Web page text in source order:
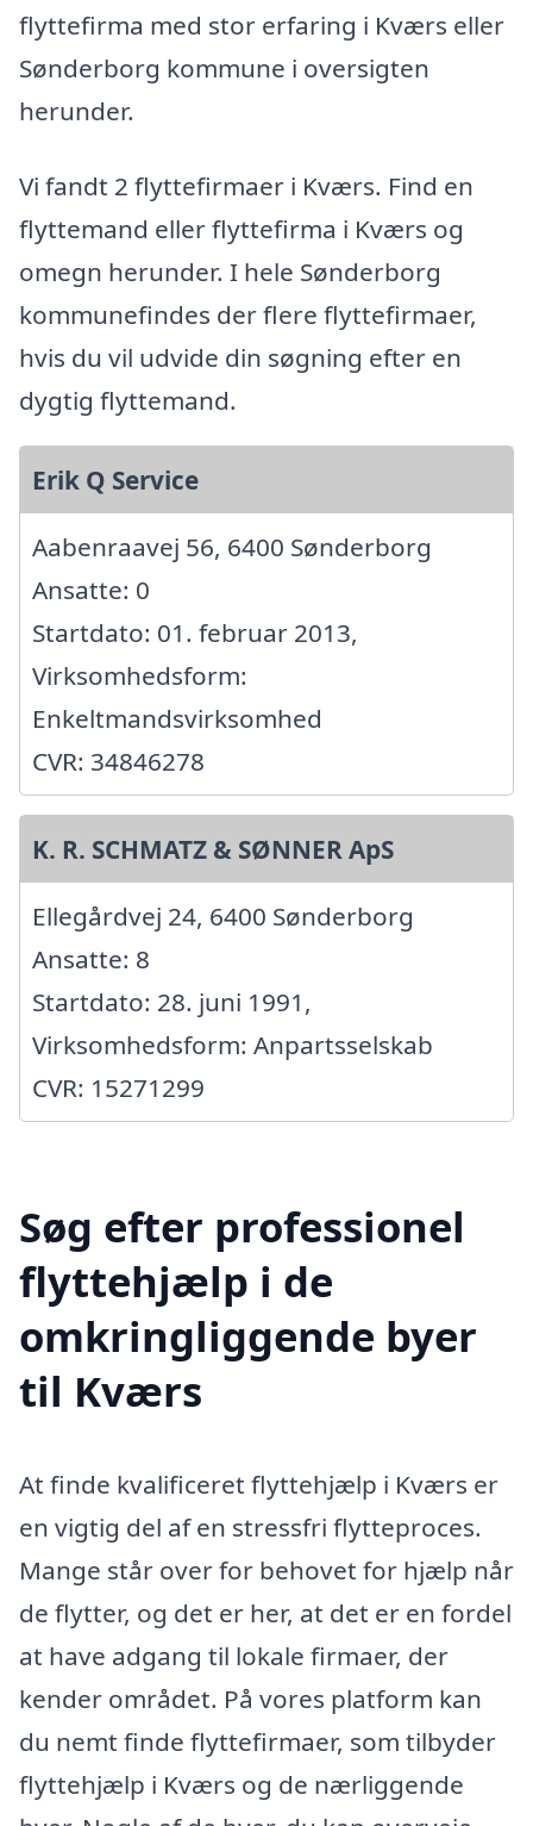
flyttefirma med stor erfaring i Kværs eller
Sønderborg kommune i oversigten
herunder.
Vi fandt 2 flyttefirmaer i Kværs. Find en
flyttemand eller flyttefirma i Kværs og
omegn herunder. I hele Sønderborg
kommunefindes der flere flyttefirmaer,
hvis du vil udvide din søgning efter en
dygtig flyttemand.
Erik Q Service
Aabenraavej 56, 6400 Sønderborg
Ansatte: 0
Startdato: 01. februar 2013,
Virksomhedsform:
Enkeltmandsvirksomhed
CVR: 34846278
K. R. SCHMATZ & SØNNER ApS
Ellegårdvej 24, 6400 Sønderborg
Ansatte: 8
Startdato: 28. juni 1991,
Virksomhedsform: Anpartsselskab
CVR: 15271299
Søg efter professionel
flyttehjælp i de
omkringliggende byer
til Kværs
At finde kvalificeret flyttehjælp i Kværs er
en vigtig del af en stressfri flytteproces.
Mange står over for behovet for hjælp når
de flytter, og det er her, at det er en fordel
at have adgang til lokale firmaer, der
kender området. På vores platform kan
du nemt finde flyttefirmaer, som tilbyder
flyttehjælp i Kværs og de nærliggende